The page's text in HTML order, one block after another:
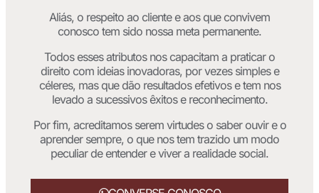
Aliás, o respeito ao cliente e aos que convivem
conosco tem sido nossa meta permanente.
Todos esses atributos nos capacitam a praticar o
direito com ideias inovadoras, por vezes simples e
céleres, mas que dão resultados efetivos e tem nos
levado a sucessivos êxitos e reconhecimento.
Por fim, acreditamos serem virtudes o saber ouvir e o
aprender sempre, o que nos tem trazido um modo
peculiar de entender e viver a realidade social.